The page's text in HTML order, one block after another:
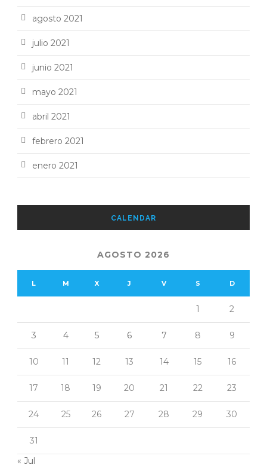
agosto 2021
julio 2021
junio 2021
mayo 2021
abril 2021
febrero 2021
enero 2021
CALENDAR
AGOSTO 2026
L M X J V S D
1 2
3 4 5 6 7 8 9
10 11 12 13 14 15 16
17 18 19 20 21 22 23
24 25 26 27 28 29 30
31
« Jul